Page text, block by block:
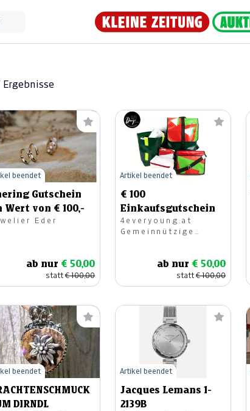
Ergebnisse
Gutschein
Wert von € 100,-
Eder
ab nur € 50,00
statt€ 100,00
beendet
€ 100
Einkaufsgutschein
4everyoung.at
Gemeinnützige
ab nur € 50,00
statt€ 100,00
Artikel beendet
DIRNDL
beendet
Jacques Lemans 1-
2139B
Artikel beendet